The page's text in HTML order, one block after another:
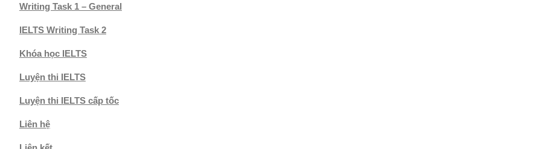
Writing Task 1 – General
IELTS Writing Task 2
Khóa học IELTS
Luyện thi IELTS
Luyện thi IELTS cấp tốc
Liên hệ